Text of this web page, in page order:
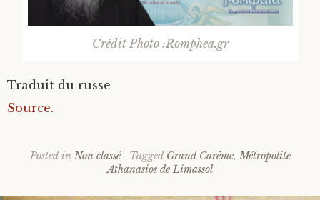
Crédit Photo :Romphea.gr
Traduit du russe
Source.
Posted in Non classé Tagged Grand Carême,Métropolite
Athanasios de Limassol